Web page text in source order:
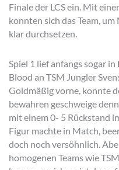
Finale der LCS ein. Mit
konnten sich das Team,
klar durchsetzen.
Spiel 1 lief anfangs sogar
Blood an TSM Jungler
Goldmäßig vorne, konnte
bewahren geschweige
mit einem 0- 5 Rückstand
Figur machte in Match,
doch noch versöhnlich.
homogenen Teams wie